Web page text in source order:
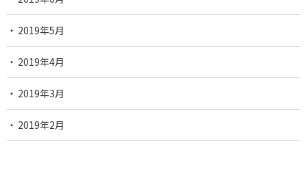
2019年5月
2019年4月
2019年3月
2019年2月